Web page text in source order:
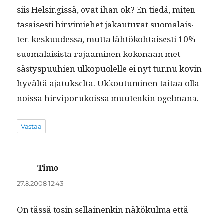
siis Helsingis­sä, ovat ihan ok? En tiedä, miten
tasais­es­ti hirvimiehet jakau­tu­vat suo­ma­lais­
ten kesku­udessa, mut­ta lähtöko­htais­es­ti 10%
suo­ma­lai­sista rajaami­nen kokon­aan met­
sästyspu­uhien ulkop­uolelle ei nyt tun­nu kovin
hyvältä ajatuk­selta. Ukkou­tu­mi­nen taitaa olla
nois­sa hirviporukois­sa muutenkin ogelmana.
Vastaa
Timo
27.8.2008 12:43
On tässä tosin sel­l­ainenkin näkökul­ma että